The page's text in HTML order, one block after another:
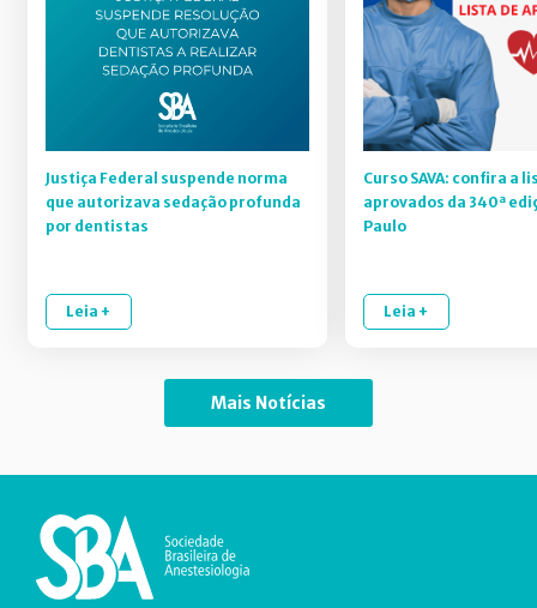
Justiça Federal suspende norma
que autorizava sedação profunda
por dentistas
Leia +
Curso SAVA: confira a
aprovados da 340ª
Paulo
Leia +
Mais Notícias